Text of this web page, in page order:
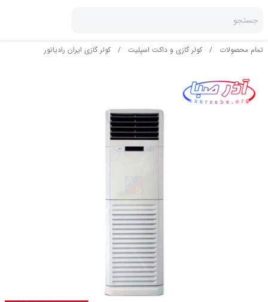
جستجو
تمام محصولات / کولر گازی و داکت اسپلیت / کولر گازی ایران رادیاتور